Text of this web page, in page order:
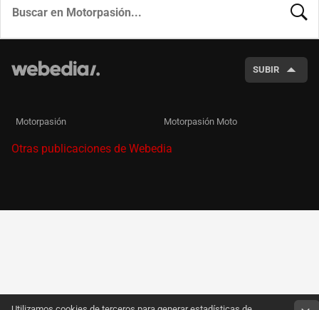
SUBIR
Motorpasión Motorpasión Moto
Otras publicaciones de Webedia